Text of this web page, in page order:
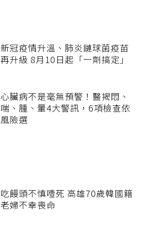
新冠疫情升溫、肺炎鏈球菌疫苗
再升級 8月10日起「一劑搞定」
心臟病不是毫無預警！醫揭悶、
喘、腫、暈4大警訊，6項檢查依
風險選
吃饅頭不慎噎死 高雄70歲韓國籍
老婦不幸喪命